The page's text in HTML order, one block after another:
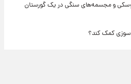
و مجسمه‌های سنگی در یک گورستان
کمک کند؟